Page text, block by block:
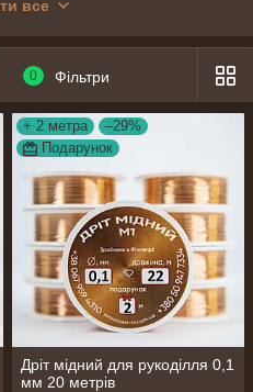
0.7 мм
0.8 мм
1.2 мм
3.0 мм
гуртовий бланк
надіслати на email:
все
0 Фільтри
+ 2 метра
–29%
Подарунок
Дріт мідний для рукоділля 0,1
мм 20 метрів